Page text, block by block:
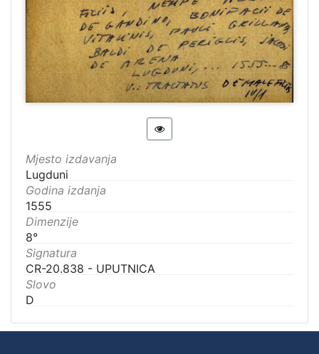
Mjesto izdavanja
Lugduni
Godina izdanja
1555
Dimenzije
8°
Signatura
CR-20.838 - UPUTNICA
Slovo
D